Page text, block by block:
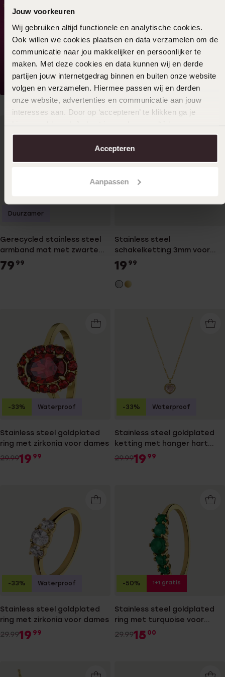
Jouw voorkeuren
Wij gebruiken altijd functionele en analytische cookies.
Ook willen we cookies plaatsen en data verzamelen om de
communicatie naar jou makkelijker en persoonlijker te
maken. Met deze cookies en data kunnen wij en derde
partijen jouw internetgedrag binnen en buiten onze website
volgen en verzamelen. Hiermee passen wij en derden
onze website, advertenties en communicatie aan jouw
interesses aan. Door op ‘accepteren’ te klikken ga je
aanpassen. Lees er meer over in onscookiebeleid.
Accepteren
Aanpassen
Gerecycled stainless steel
armband mat met zwarte
accenten en kabels
79 99
Duurzamer
Stainless steel
schakelketting 3mm voor
dames
19 99
Stainless steel goldplated
ring met zirkonia voor dames
29.9919 99
-33% Waterproof
Stainless steel goldplated
ketting met hanger hart
met zirkonia voor dames
29.9919 99
-33% Waterproof
Stainless steel goldplated
ring met zirkonia voor dames
29.9919 99
-33% Waterproof
Stainless steel goldplated
ring met turquoise voor
dames
29.9915 00
-50% 1+1 gratis